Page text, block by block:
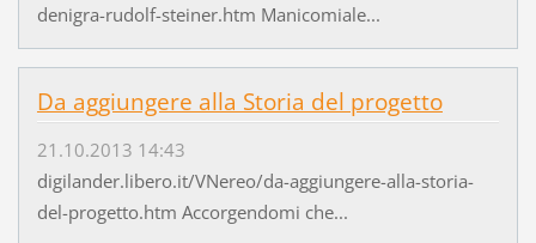
denigra-rudolf-steiner.htm Manicomiale...
Da aggiungere alla Storia del progetto
21.10.2013 14:43
digilander.libero.it/VNereo/da-aggiungere-alla-storia-
del-progetto.htm Accorgendomi che...